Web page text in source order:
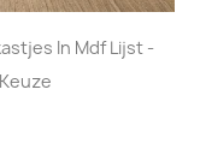
In Mdf Lijst -